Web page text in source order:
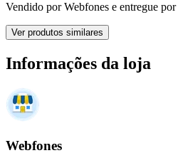
Vendido porWebfones e entregue por
Ver produtos similares
Informações da loja
Webfones